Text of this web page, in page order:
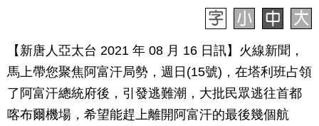
【新唐人亞太台 2021 年 08 月 16 日訊】火線新聞，
馬上帶您聚焦阿富汗局勢，週日(15號)，在塔利班占領
了阿富汗總統府後，引發逃難潮，大批民眾逃往首都
喀布爾機場，希望能趕上離開阿富汗的最後幾個航